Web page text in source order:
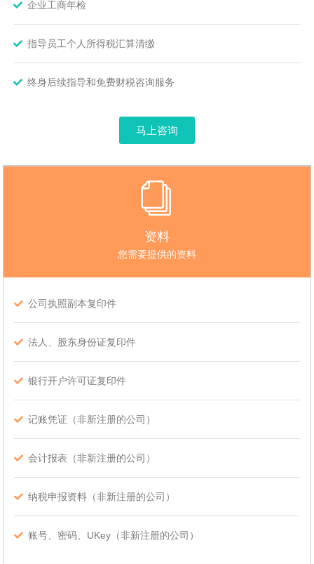
企业工商年检
指导员工个人所得税汇算清缴
终身后续指导和免费财税咨询服务
马上咨询
资料
您需要提供的资料
公司执照副本复印件
法人、股东身份证复印件
银行开户许可证复印件
记账凭证（非新注册的公司）
会计报表（非新注册的公司）
纳税申报资料（非新注册的公司）
账号、密码、UKey（非新注册的公司）